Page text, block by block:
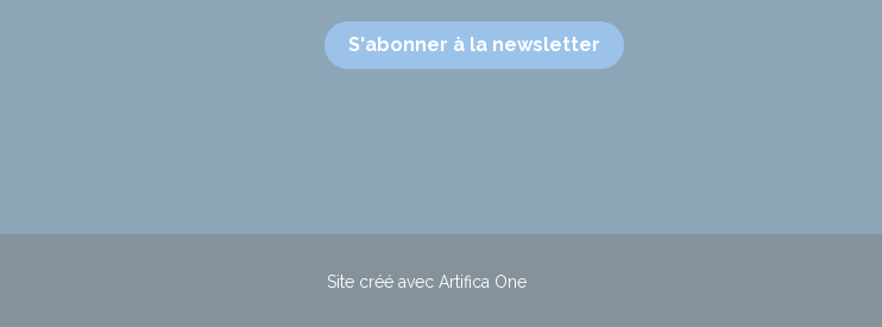
S'abonner à la newsletter
Site créé avec Artifica One